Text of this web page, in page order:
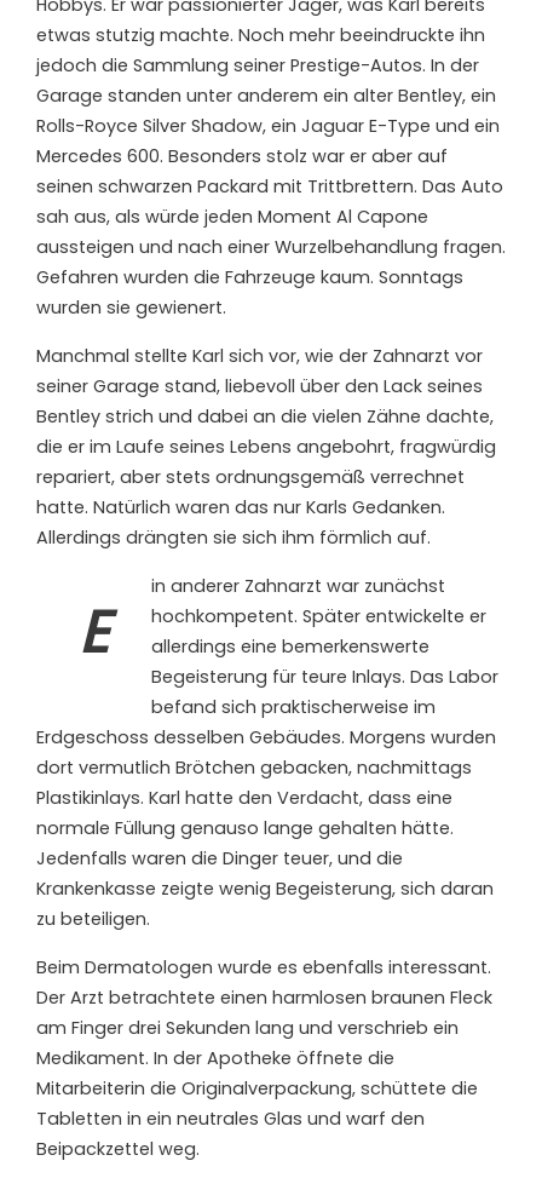
Hobbys. Er war passionierter Jäger, was Karl bereits
etwas stutzig machte. Noch mehr beeindruckte ihn
jedoch die Sammlung seiner Prestige-Autos. In der
Garage standen unter anderem ein alter Bentley, ein
Rolls-Royce Silver Shadow, ein Jaguar E-Type und ein
Mercedes 600. Besonders stolz war er aber auf
seinen schwarzen Packard mit Trittbrettern. Das Auto
sah aus, als würde jeden Moment Al Capone
aussteigen und nach einer Wurzelbehandlung fragen.
Gefahren wurden die Fahrzeuge kaum. Sonntags
wurden sie gewienert.
Manchmal stellte Karl sich vor, wie der Zahnarzt vor
seiner Garage stand, liebevoll über den Lack seines
Bentley strich und dabei an die vielen Zähne dachte,
die er im Laufe seines Lebens angebohrt, fragwürdig
repariert, aber stets ordnungsgemäß verrechnet
hatte. Natürlich waren das nur Karls Gedanken.
Allerdings drängten sie sich ihm förmlich auf.
E
in anderer Zahnarzt war zunächst
hochkompetent. Später entwickelte er
allerdings eine bemerkenswerte
Begeisterung für teure Inlays. Das Labor
befand sich praktischerweise im
Erdgeschoss desselben Gebäudes. Morgens wurden
dort vermutlich Brötchen gebacken, nachmittags
Plastikinlays. Karl hatte den Verdacht, dass eine
normale Füllung genauso lange gehalten hätte.
Jedenfalls waren die Dinger teuer, und die
Krankenkasse zeigte wenig Begeisterung, sich daran
zu beteiligen.
Beim Dermatologen wurde es ebenfalls interessant.
Der Arzt betrachtete einen harmlosen braunen Fleck
am Finger drei Sekunden lang und verschrieb ein
Medikament. In der Apotheke öffnete die
Mitarbeiterin die Originalverpackung, schüttete die
Tabletten in ein neutrales Glas und warf den
Beipackzettel weg.